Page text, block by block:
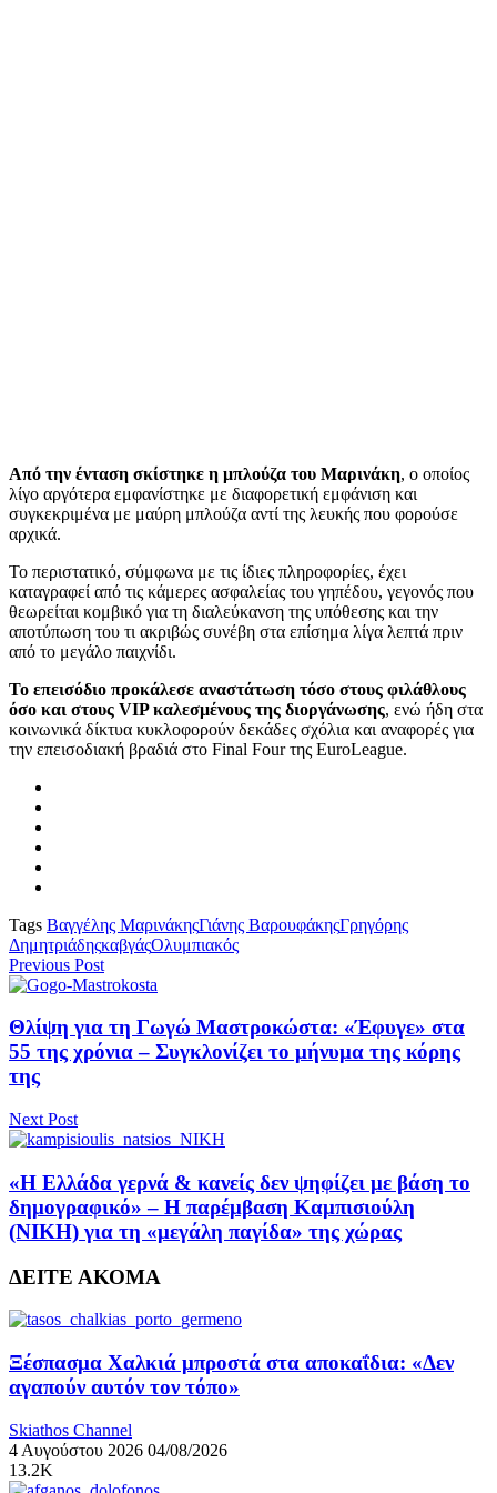
Από την ένταση σκίστηκε η μπλούζα του Μαρινάκη, ο οποίος
λίγο αργότερα εμφανίστηκε με διαφορετική εμφάνιση και
συγκεκριμένα με μαύρη μπλούζα αντί της λευκής που φορούσε
αρχικά.
Το περιστατικό, σύμφωνα με τις ίδιες πληροφορίες, έχει
καταγραφεί από τις κάμερες ασφαλείας του γηπέδου, γεγονός που
θεωρείται κομβικό για τη διαλεύκανση της υπόθεσης και την
αποτύπωση του τι ακριβώς συνέβη στα επίσημα λίγα λεπτά πριν
από το μεγάλο παιχνίδι.
Το επεισόδιο προκάλεσε αναστάτωση τόσο στους φιλάθλους
όσο και στους VIP καλεσμένους της διοργάνωσης, ενώ ήδη στα
κοινωνικά δίκτυα κυκλοφορούν δεκάδες σχόλια και αναφορές για
την επεισοδιακή βραδιά στο Final Four της EuroLeague.
Tags Βαγγέλης ΜαρινάκηςΓιάνης ΒαρουφάκηςΓρηγόρης
ΔημητριάδηςκαβγάςΟλυμπιακός
Previous Post
Θλίψη για τη Γωγώ Μαστροκώστα: «Έφυγε» στα
55 της χρόνια – Συγκλονίζει το μήνυμα της κόρης
της
Next Post
«Η Ελλάδα γερνά & κανείς δεν ψηφίζει με βάση το
δημογραφικό» – Η παρέμβαση Καμπισιούλη
(ΝΙΚΗ) για τη «μεγάλη παγίδα» της χώρας
ΔΕΙΤΕ ΑΚΟΜΑ
Ξέσπασμα Χαλκιά μπροστά στα αποκαΐδια: «Δεν
αγαπούν αυτόν τον τόπο»
Skiathos Channel
4 Αυγούστου 2026 04/08/2026
13.2K